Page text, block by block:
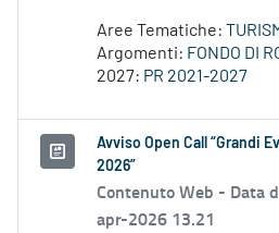
Aree Tematiche:
Argomenti: FONDO DI
2027: PR 2021-2027
Avviso Open Call “Grandi
2026”
Contenuto Web - Data
apr-2026 13.21